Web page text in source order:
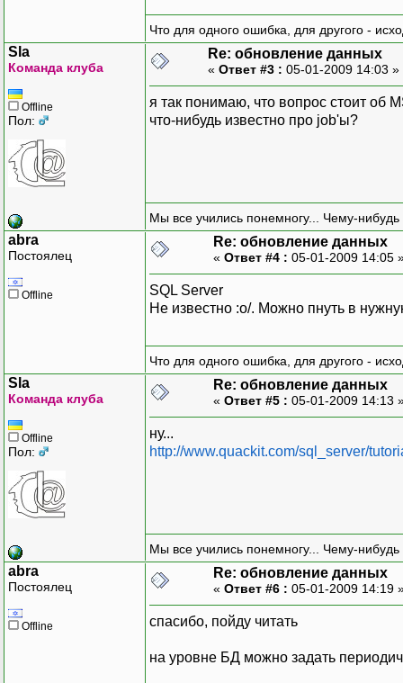
Что для одного ошибка, для другого -
Sla
Команда клуба
Offline
Пол:
Re: обновление данных
« Ответ #3 : 05-01-2009 14:03 »
я так понимаю, что вопрос стоит об
что-нибудь известно про job'ы?
Мы все учились понемногу... Чему-нибудь
abra
Постоялец
Offline
Re: обновление данных
« Ответ #4 : 05-01-2009 14:05
SQL Server
Не известно :о/. Можно пнуть в
Что для одного ошибка, для другого -
Sla
Команда клуба
Offline
Пол:
Re: обновление данных
« Ответ #5 : 05-01-2009 14:13
ну...
http://www.quackit.com/sql_server/
Мы все учились понемногу... Чему-нибудь
abra
Постоялец
Offline
Re: обновление данных
« Ответ #6 : 05-01-2009 14:19
спасибо, пойду читать
на уровне БД можно задать